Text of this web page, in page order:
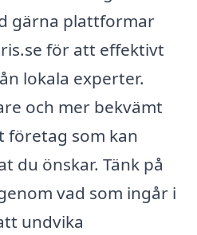
gärna plattformar
för att effektivt
lokala experter.
och mer bekvämt
som kan
du önskar. Tänk på
vad som ingår i
undvika